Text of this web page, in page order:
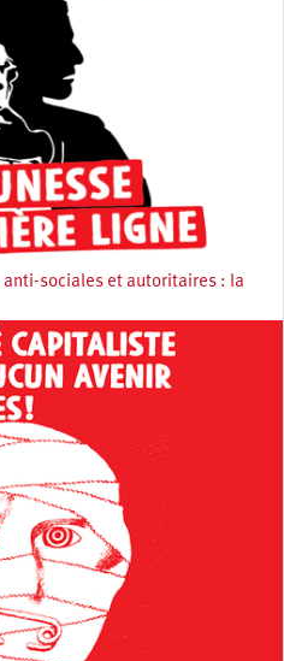
sociales et autoritaires : la